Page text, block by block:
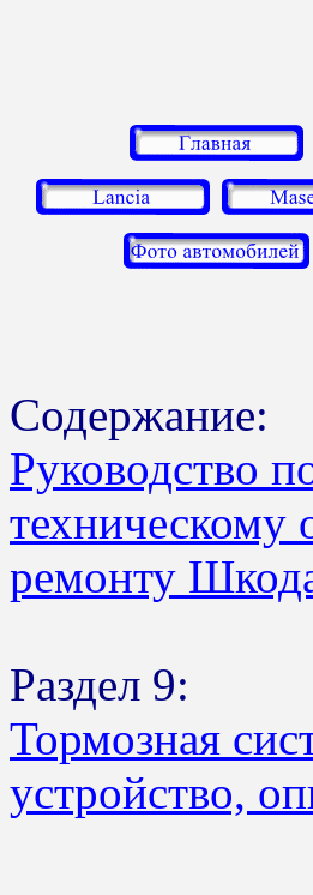
Содержание:
Руководство
ремонту
Раздел 9:
Тормозная
устройство,